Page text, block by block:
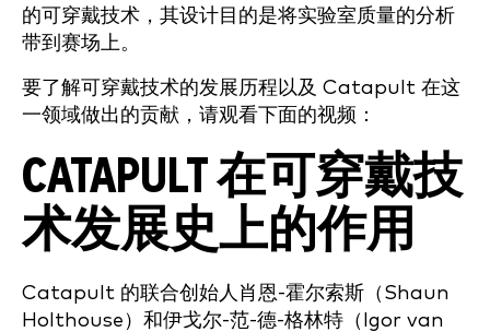
的可穿戴技术，其设计目的是将实验室质量的分析
带到赛场上。
要了解可穿戴技术的发展历程以及 Catapult 在这
一领域做出的贡献，请观看下面的视频：
CATAPULT 在可穿戴技
术发展史上的作用
Catapult 的联合创始人肖恩-霍尔索斯（Shaun
Holthouse）和伊戈尔-范-德-格林特（Igor van